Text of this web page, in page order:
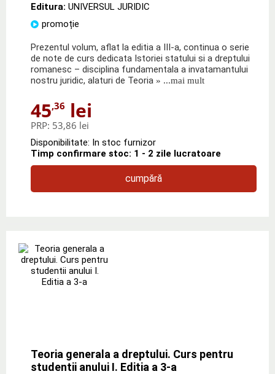
Editura: UNIVERSUL JURIDIC
promoție
Prezentul volum, aflat la editia a III-a, continua o serie
de note de curs dedicata Istoriei statului si a dreptului
romanesc – disciplina fundamentala a invatamantului
nostru juridic, alaturi de Teoria » ...mai mult
45,36 lei
PRP: 53,86 lei
Disponibilitate: In stoc furnizor
Timp confirmare stoc: 1 - 2 zile lucratoare
cumpără
Teoria generala a dreptului. Curs pentru
studentii anului I. Editia a 3-a